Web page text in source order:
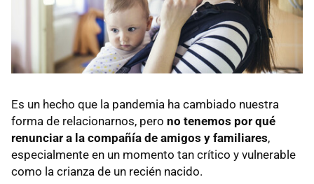
Es un hecho que la pandemia ha cambiado nuestra
forma de relacionarnos, pero no tenemos por qué
renunciar a la compañía de amigos y familiares,
especialmente en un momento tan crítico y vulnerable
como la crianza de un recién nacido.